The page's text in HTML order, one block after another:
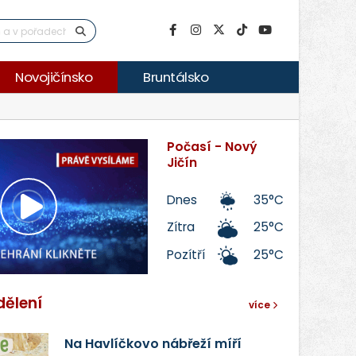
Novojičínsko Bruntálsko
Přehrát
video
Počasí - Nový
Jičín
Dnes
35°C
Zítra
25°C
Pozítří
25°C
více
Na Havlíčkovo nábřeží míří